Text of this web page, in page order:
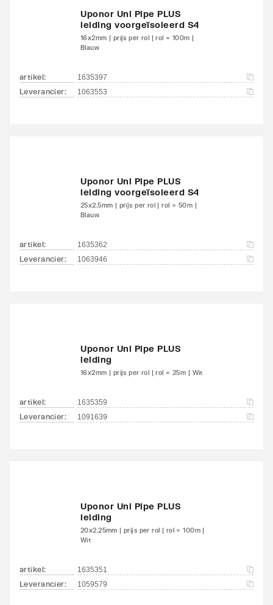
Uponor Uni Pipe PLUS
leiding voorgeïsoleerd S4
16x2mm | prijs per rol | rol = 100m |
Blauw
artikel: 1635397
Leverancier: 1063553
Uponor Uni Pipe PLUS
leiding voorgeïsoleerd S4
25x2.5mm | prijs per rol | rol = 50m |
Blauw
artikel: 1635362
Leverancier: 1063946
Uponor Uni Pipe PLUS
leiding
16x2mm | prijs per rol | rol = 25m | Wit
artikel: 1635359
Leverancier: 1091639
Uponor Uni Pipe PLUS
leiding
20x2.25mm | prijs per rol | rol = 100m |
Wit
artikel: 1635351
Leverancier: 1059579